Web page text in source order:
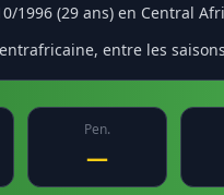
1996 (29 ans) en Central
entre les
Pen.
—